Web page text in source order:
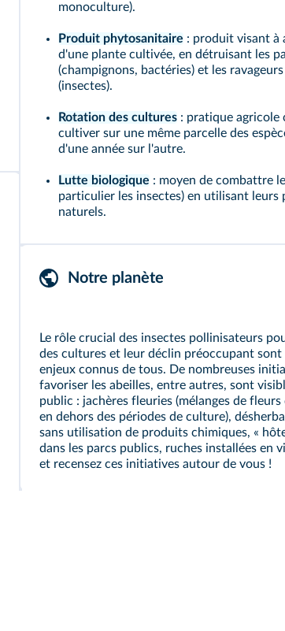
monoculture).
Produit phytosanitaire : produit visant à
d'une plante cultivée, en détruisant les
(champignons, bactéries) et les
(insectes).
Rotation des cultures: pratique agricole
cultiver sur une même parcelle des
d'une année sur l'autre.
Lutte biologique : moyen de combattre
particulier les insectes) en utilisant leurs
naturels.
Notre planète
Le rôle crucial des insectes pollinisateurs
des cultures et leur déclin préoccupant sont
enjeux connus de tous. De nombreuses
favoriser les abeilles, entre autres, sont
public : jachères fleuries (mélanges de fleurs
en dehors des périodes de culture),
sans utilisation de produits chimiques, «
dans les parcs publics, ruches installées en
et recensez ces initiatives autour de vous !